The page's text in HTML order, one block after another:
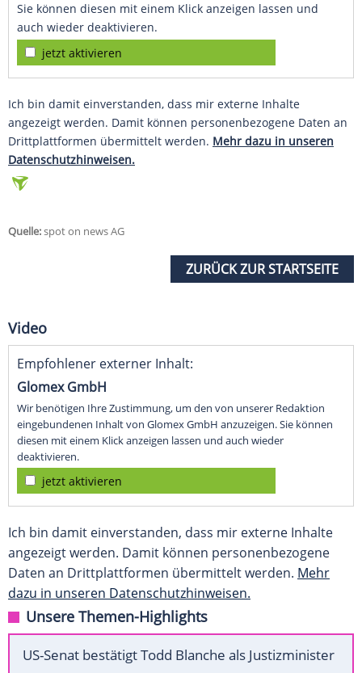
Sie können diesen mit einem Klick anzeigen lassen und
auch wieder deaktivieren.
jetzt aktivieren
Ich bin damit einverstanden, dass mir externe Inhalte
angezeigt werden. Damit können personenbezogene Daten an
Drittplattformen übermittelt werden. Mehr dazu in unseren
Datenschutzhinweisen.
Quelle:spot on news AG
ZURÜCK ZUR STARTSEITE
Video
Empfohlener externer Inhalt:
Glomex GmbH
Wir benötigen Ihre Zustimmung, um den von unserer Redaktion
eingebundenen Inhalt von Glomex GmbH anzuzeigen. Sie können
diesen mit einem Klick anzeigen lassen und auch wieder
deaktivieren.
jetzt aktivieren
Ich bin damit einverstanden, dass mir externe Inhalte
angezeigt werden. Damit können personenbezogene
Daten an Drittplattformen übermittelt werden. Mehr
dazu in unseren Datenschutzhinweisen.
Unsere Themen-Highlights
US-Senat bestätigt Todd Blanche als Justizminister